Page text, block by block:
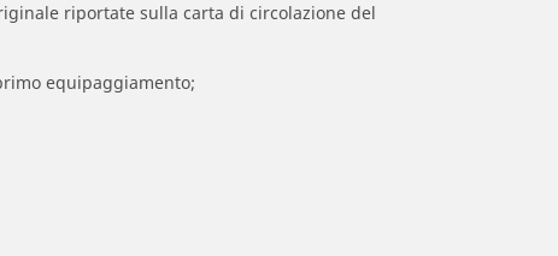
riportate sulla carta di circolazione del
equipaggiamento;